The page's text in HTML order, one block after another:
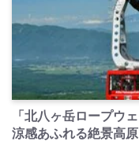
「北八ヶ岳ロープウ
涼感あふれる絶景高